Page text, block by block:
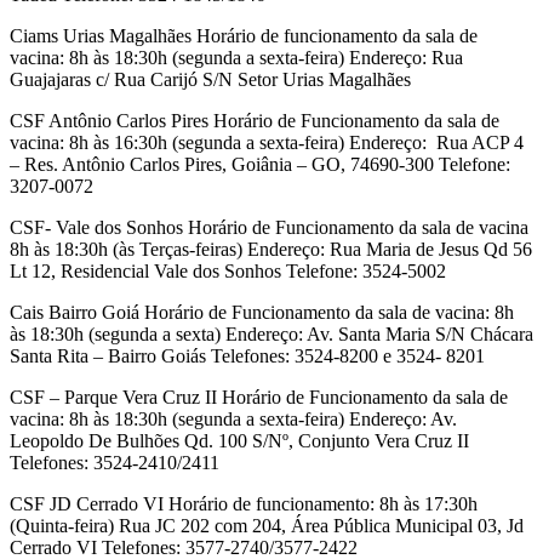
Ciams Urias Magalhães Horário de funcionamento da sala de
vacina: 8h às 18:30h (segunda a sexta-feira) Endereço: Rua
Guajajaras c/ Rua Carijó S/N Setor Urias Magalhães
CSF Antônio Carlos Pires Horário de Funcionamento da sala de
vacina: 8h às 16:30h (segunda a sexta-feira) Endereço: Rua ACP 4
– Res. Antônio Carlos Pires, Goiânia – GO, 74690-300 Telefone:
3207-0072
CSF- Vale dos Sonhos Horário de Funcionamento da sala de vacina
8h às 18:30h (às Terças-feiras) Endereço: Rua Maria de Jesus Qd 56
Lt 12, Residencial Vale dos Sonhos Telefone: 3524-5002
Cais Bairro Goiá Horário de Funcionamento da sala de vacina: 8h
às 18:30h (segunda a sexta) Endereço: Av. Santa Maria S/N Chácara
Santa Rita – Bairro Goiás Telefones: 3524-8200 e 3524- 8201
CSF – Parque Vera Cruz II Horário de Funcionamento da sala de
vacina: 8h às 18:30h (segunda a sexta-feira) Endereço: Av.
Leopoldo De Bulhões Qd. 100 S/Nº, Conjunto Vera Cruz II
Telefones: 3524-2410/2411
CSF JD Cerrado VI Horário de funcionamento: 8h às 17:30h
(Quinta-feira) Rua JC 202 com 204, Área Pública Municipal 03, Jd
Cerrado VI Telefones: 3577-2740/3577-2422